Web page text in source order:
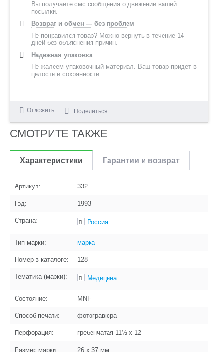
Вы получаете смс сообщения о движении вашей
посылки.
Возврат и обмен — без проблем
Не понравился товар? Можно вернуть в течение 14
дней без объяснения причин.
Надежная упаковка
Не жалеем упаковочный материал. Ваш товар придет в
целости и сохранности.
Отложить Поделиться
СМОТРИТЕ ТАКЖЕ
Характеристики Гарантии и возврат
Артикул: 332
Год: 1993
Страна: Россия
Тип марки: марка
Номер в каталоге: 128
Тематика (марки): Медицина
Состояние: MNH
Способ печати: фотогравюра
Перфорация: гребенчатая 11½ x 12
Размер марки: 26 x 37 мм.